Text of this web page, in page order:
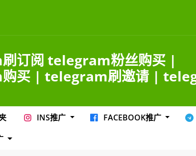
订阅 telegram粉丝购买 |
买 | telegram刷邀请 |
INS推广 FACEBOOK推广